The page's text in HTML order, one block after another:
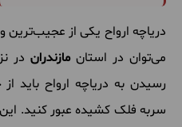
دریاچه ارواح یکی از
می‌توان در استانمازندران در
رسیدن به دریاچه ارواح باید
سربه فلک کشیده عبور کنید.